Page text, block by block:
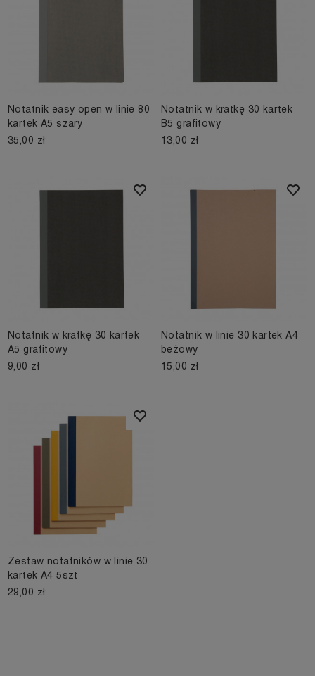
Notatnik easy open w linie 80
kartek A5 szary
35,00 zł
Notatnik w kratkę 30 kartek
B5 grafitowy
13,00 zł
Notatnik w kratkę 30 kartek
A5 grafitowy
9,00 zł
Notatnik w linie 30 kartek A4
beżowy
15,00 zł
Zestaw notatników w linie 30
kartek A4 5szt
29,00 zł